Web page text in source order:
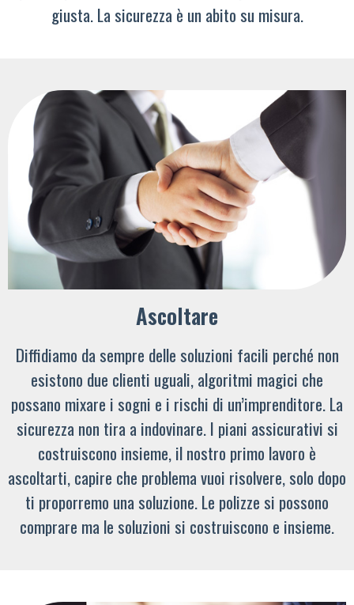
giusta. La sicurezza è un abito su misura.
Ascoltare
Diffidiamo da sempre delle soluzioni facili perché non
esistono due clienti uguali, algoritmi magici che
possano mixare i sogni e i rischi di un’imprenditore. La
sicurezza non tira a indovinare. I piani assicurativi si
costruiscono insieme, il nostro primo lavoro è
ascoltarti, capire che problema vuoi risolvere, solo dopo
ti proporremo una soluzione. Le polizze si possono
comprare ma le soluzioni si costruiscono e insieme.